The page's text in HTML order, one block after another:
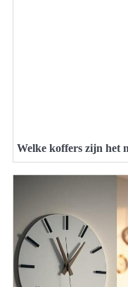
Welke koffers zijn het